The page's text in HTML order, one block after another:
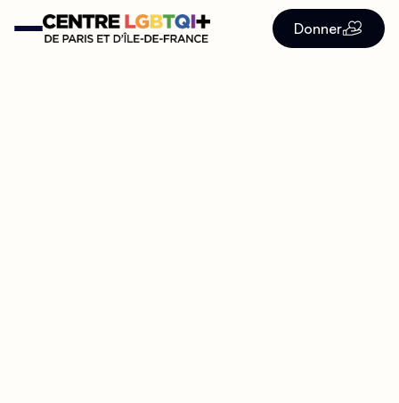
Donner